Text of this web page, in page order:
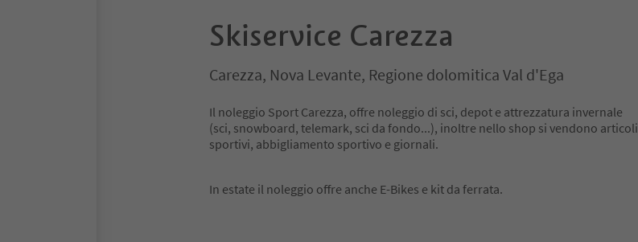
Skiservice Carezza
Carezza, Nova Levante, Regione dolomitica Val d'Ega
Il noleggio Sport Carezza, offre noleggio di sci, depot e attrezzatura invernale
(sci, snowboard, telemark, sci da fondo...), inoltre nello shop si vendono articoli
sportivi, abbigliamento sportivo e giornali.
In estate il noleggio offre anche E-Bikes e kit da ferrata.